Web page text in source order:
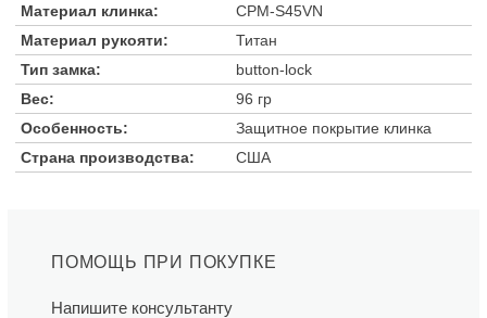
Материал клинка:
CPM-S45VN
Материал рукояти:
Титан
Тип замка:
button-lock
Вес:
96 гр
Особенность:
Защитное покрытие клинка
Страна производства:
США
ПОМОЩЬ ПРИ ПОКУПКЕ
Напишите консультанту